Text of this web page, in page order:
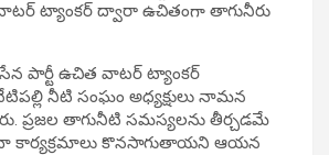
ట్యాంకర్ ద్వారా ఉచితంగా తాగునీరు
పార్టీ ఉచిత వాటర్ ట్యాంకర్
నీటి సంఘం అధ్యక్షులు నామన
ప్రజల తాగునీటి సమస్యలను తీర్చడమే
కార్యక్రమాలు కొనసాగుతాయని ఆయన